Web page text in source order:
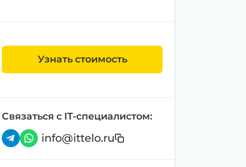
Узнать стоимость
Связаться с IT-специалистом:
info@ittelo.ru